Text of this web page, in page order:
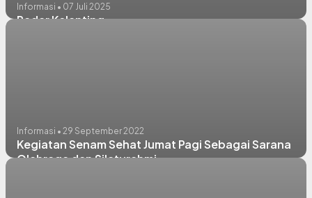
Informasi • 07 Juli 2025
Radar Kelanting
Informasi • 29 September 2022
Kegiatan Senam Sehat Jumat Pagi Sebagai Sarana
Olahraga dan Silaturahmi